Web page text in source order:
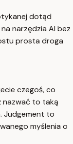
dotąd
narzędzia AI bez
prosta droga
czegoś, co
nazwać to taką
Judgement to
myślenia o